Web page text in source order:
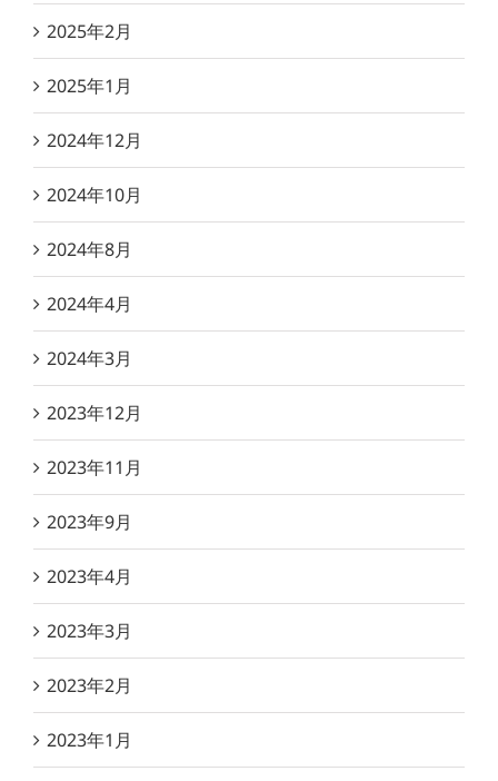
2025年2月
2025年1月
2024年12月
2024年10月
2024年8月
2024年4月
2024年3月
2023年12月
2023年11月
2023年9月
2023年4月
2023年3月
2023年2月
2023年1月